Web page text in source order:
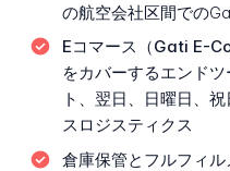
の航空会社区間での
Eコマース（Gati E-
をカバーするエンド
ト、翌日、日曜日、
スロジスティクス
倉庫保管とフルフィル